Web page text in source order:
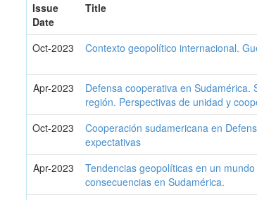
Issue
Date
Title
Oct-2023 Contexto geopolítico internacional.
Apr-2023
Defensa cooperativa en Sudamérica.
región. Perspectivas de unidad y
Oct-2023
Cooperación sudamericana en
expectativas
Apr-2023
Tendencias geopolíticas en un
consecuencias en Sudamérica.